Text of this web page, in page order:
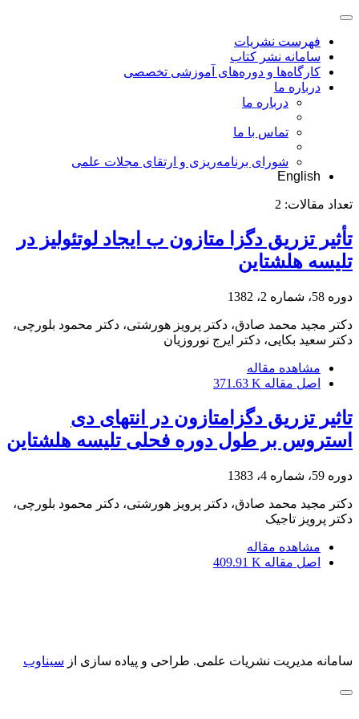
فهرست نشریات
سامانه نشر کتاب
کارگاه‌ها و دوره‌های آموزشی تخصصی
درباره ما
درباره ما
تماس با ما
شورای برنامه‌ریزی و ارتقای مجلات علمی
English
تعداد مقالات: 2
تأثیر تزریق دگزا متازون ب ایجاد لوتئولیز در
تلیسه هلشتاین
دوره 58، شماره 2، 1382
دکتر مجید محمد صادق، دکتر پرویز هورشتی، دکتر محمود بلورچی،
دکتر سعید بکایی، دکتر ایرج نوروزیان
مشاهده مقاله
اصل مقاله 371.63 K
تاثیر تزریق دگزامتازون در انتهای دی
استروس بر طول دوره فحلی تلیسه هلشتاین
دوره 59، شماره 4، 1383
دکتر مجید محمد صادق، دکتر پرویز هورشتی، دکتر محمود بلورچی،
دکتر پرویز تاجیک
مشاهده مقاله
اصل مقاله 409.91 K
سامانه مدیریت نشریات علمی. طراحی و پیاده سازی از سیناوب